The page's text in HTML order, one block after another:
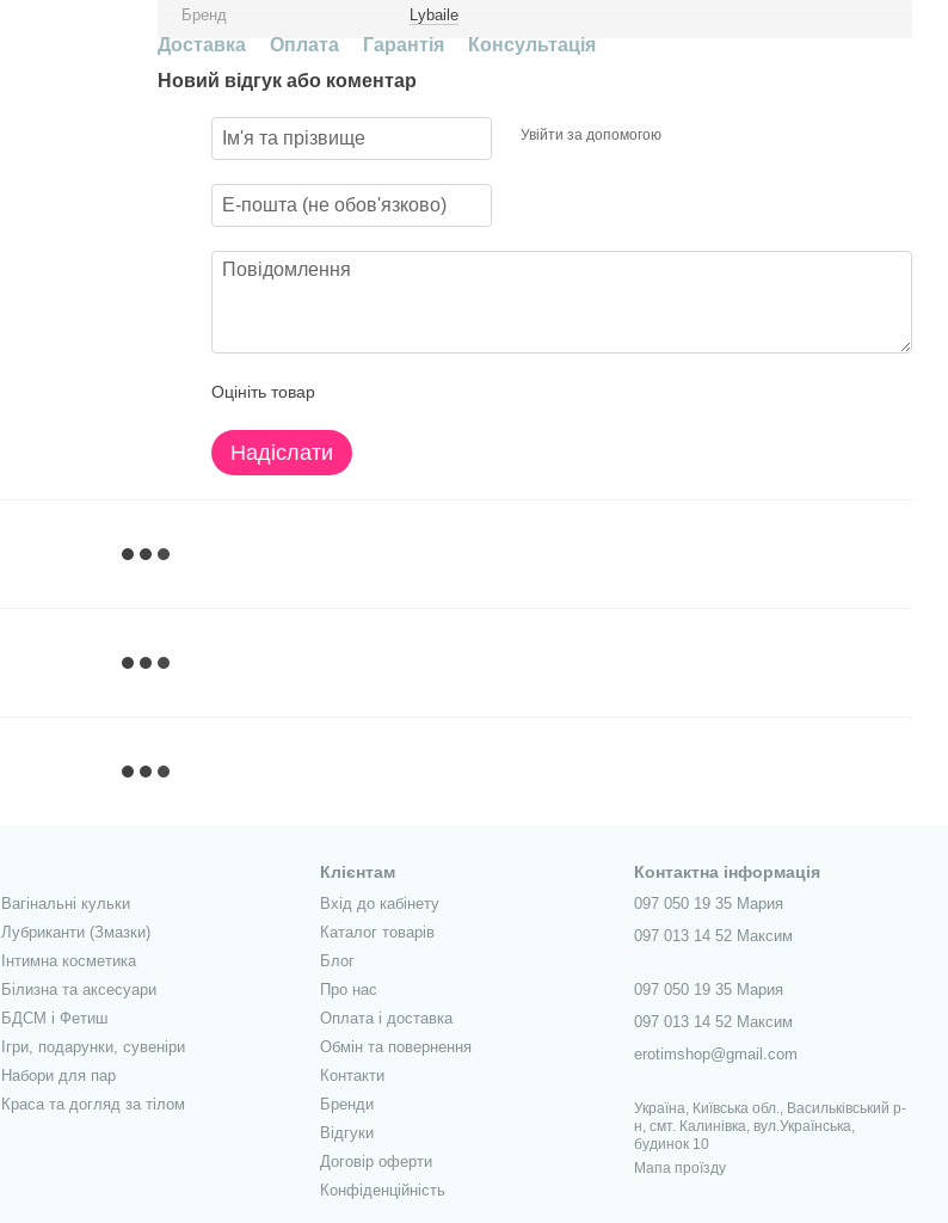
Бренд Lybaile
Доставка Оплата Гарантія
Консультація
Новий відгук або коментар
Увійти за допомогою
Оцініть товар
Надіслати
Вагінальні кульки
Лубриканти (Змазки)
Інтимна косметика
Білизна та аксесуари
БДСМ і Фетиш
Ігри, подарунки, сувеніри
Набори для пар
Краса та догляд за тілом
Клієнтам
Вхід до кабінету
Каталог товарів
Блог
Про нас
Оплата і доставка
Обмін та повернення
Контакти
Бренди
Відгуки
Договір оферти
Конфіденційність
Контактна інформація
097 050 19 35 Мария
097 013 14 52 Максим
097 050 19 35 Мария
097 013 14 52 Максим
erotimshop@gmail.com
Україна, Київська обл., Васильківський р-
н, смт. Калинівка, вул.Українська,
будинок 10
Мапа проїзду